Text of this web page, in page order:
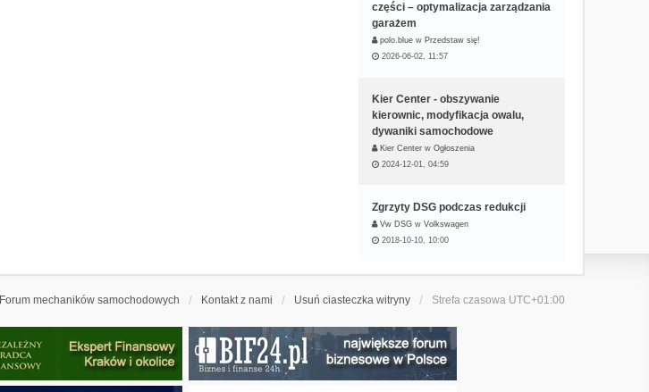
części – optymalizacja zarządzania
garażem
polo.blue w Przedstaw się!
2026-06-02, 11:57
Kier Center - obszywanie
kierownic, modyfikacja owalu,
dywaniki samochodowe
Kier Center w Ogłoszenia
2024-12-01, 04:59
Zgrzyty DSG podczas redukcji
Vw DSG w Volkswagen
2018-10-10, 10:00
Forum mechaników samochodowych Kontakt z nami Usuń ciasteczka witryny Strefa czasowa UTC+01:00